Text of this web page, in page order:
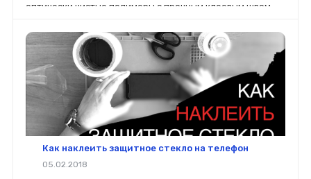
оптически чистые полимеры с прочным клеевым швом,
Как наклеить защитное стекло на телефон
05.02.2018